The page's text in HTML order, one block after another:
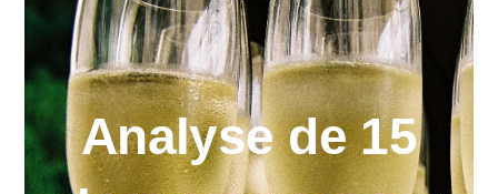
Analyse de 15